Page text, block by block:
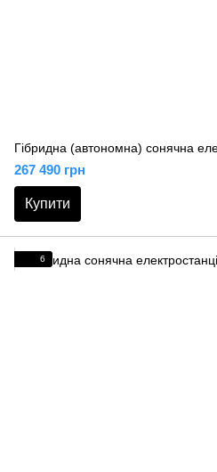
Гібридна (автономна) сонячна
267 490 грн
Купити
6